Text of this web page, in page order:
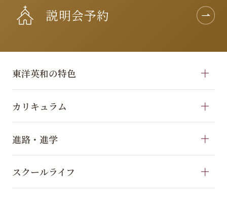
説明会予約
東洋英和の特色
カリキュラム
進路・進学
スクールライフ